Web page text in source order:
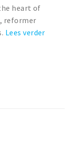
heart of
reformer
Lees verder